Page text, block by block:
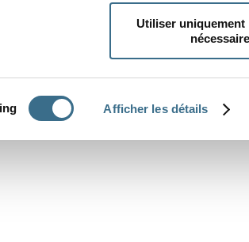
Afficher les détails
Utiliser uniquement